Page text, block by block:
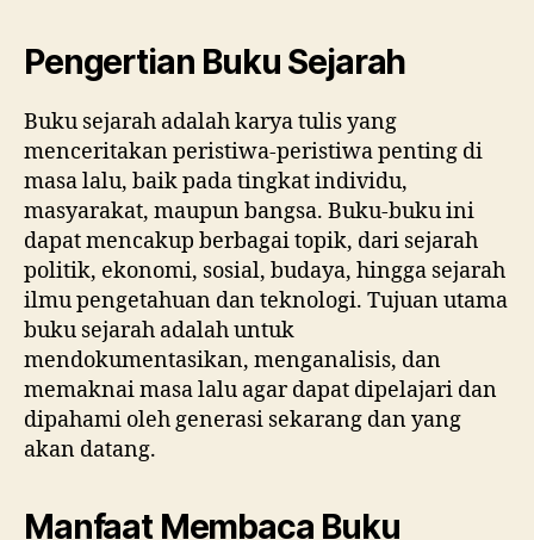
Pengertian Buku Sejarah
Buku sejarah adalah karya tulis yang
menceritakan peristiwa-peristiwa penting di
masa lalu, baik pada tingkat individu,
masyarakat, maupun bangsa. Buku-buku ini
dapat mencakup berbagai topik, dari sejarah
politik, ekonomi, sosial, budaya, hingga sejarah
ilmu pengetahuan dan teknologi. Tujuan utama
buku sejarah adalah untuk
mendokumentasikan, menganalisis, dan
memaknai masa lalu agar dapat dipelajari dan
dipahami oleh generasi sekarang dan yang
akan datang.
Manfaat Membaca Buku